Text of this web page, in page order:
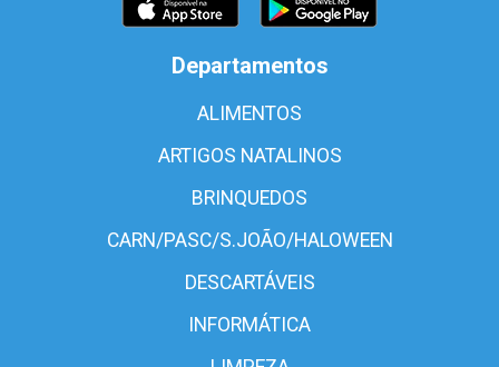
Departamentos
ALIMENTOS
ARTIGOS NATALINOS
BRINQUEDOS
CARN/PASC/S.JOÃO/HALOWEEN
DESCARTÁVEIS
INFORMÁTICA